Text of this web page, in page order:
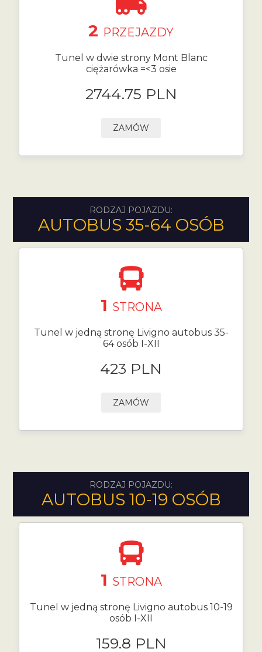
2 PRZEJAZDY
Tunel w dwie strony Mont Blanc
ciężarówka =<3 osie
2744.75 PLN
ZAMÓW
RODZAJ POJAZDU:
AUTOBUS 35-64 OSÓB
1 STRONA
Tunel w jedną stronę Livigno autobus 35-
64 osób I-XII
423 PLN
ZAMÓW
RODZAJ POJAZDU:
AUTOBUS 10-19 OSÓB
1 STRONA
Tunel w jedną stronę Livigno autobus 10-19
osób I-XII
159.8 PLN